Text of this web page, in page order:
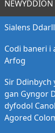
NEWYDDION
Sialens
Codi baneri i
Arfog
Sir Ddinbych
gan Gyngor
dyfodol
Agored